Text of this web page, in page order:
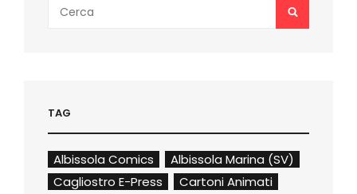
for:
SEARCH
TAG
Albissola Comics
Albissola Marina (SV)
Cagliostro E-Press
Cartoni Animati